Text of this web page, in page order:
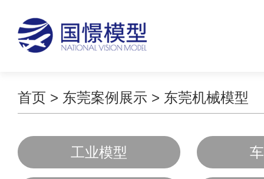
首页 > 东莞案例展示 > 东莞机械模型
工业模型